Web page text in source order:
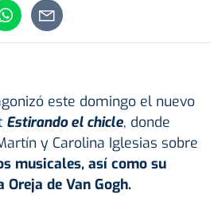
este domingo el nuevo
Estirando el chicle, donde
y Carolina Iglesias sobre
musicales, así como su
de Van Gogh.